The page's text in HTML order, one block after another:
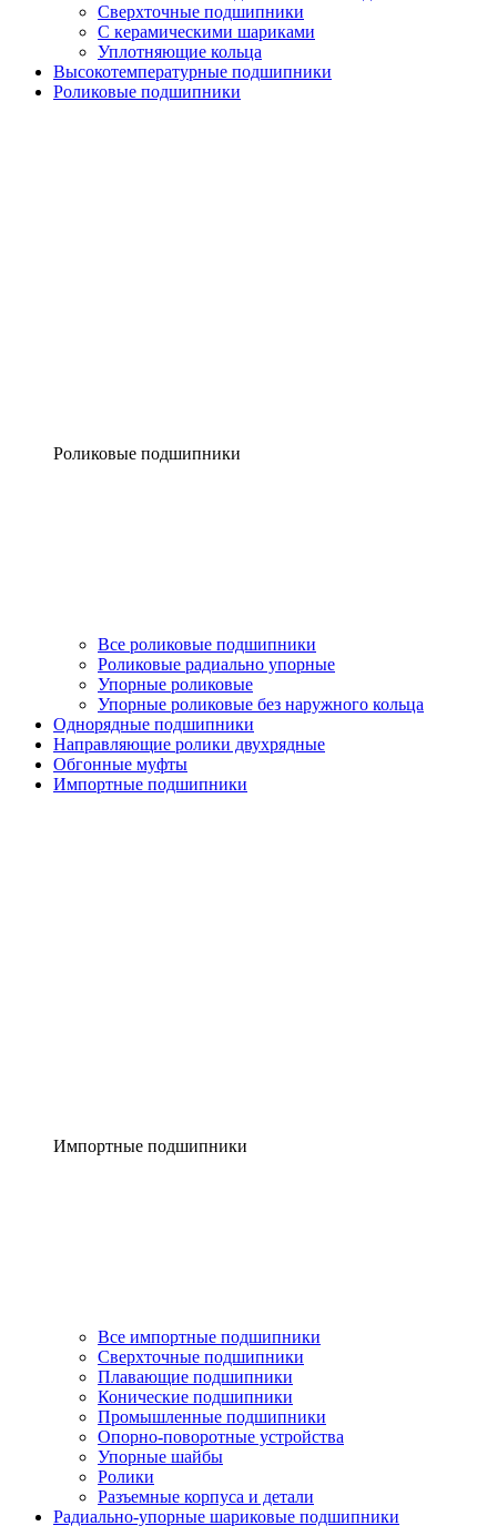
Сверхточные подшипники
С керамическими шариками
Уплотняющие кольца
Высокотемпературные подшипники
Роликовые подшипники
Роликовые подшипники
Все роликовые подшипники
Роликовые радиально упорные
Упорные роликовые
Упорные роликовые без наружного кольца
Однорядные подшипники
Направляющие ролики двухрядные
Обгонные муфты
Импортные подшипники
Импортные подшипники
Все импортные подшипники
Сверхточные подшипники
Плавающие подшипники
Конические подшипники
Промышленные подшипники
Опорно-поворотные устройства
Упорные шайбы
Ролики
Разъемные корпуса и детали
Радиально-упорные шариковые подшипники